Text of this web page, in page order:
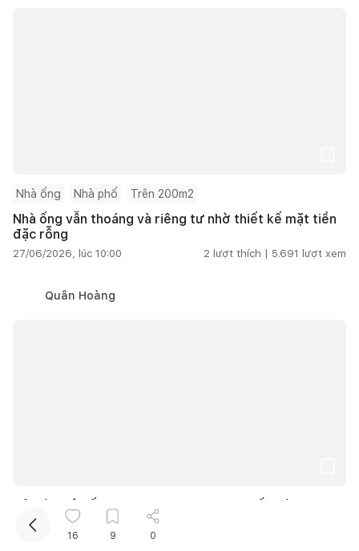
Nhà ống Nhà phố Trên 200m2
Nhà ống vẫn thoáng và riêng tư nhờ thiết kế mặt tiền
đặc rỗng
27/06/2026, lúc 10:00 2 lượt thích | 5.691 lượt xem
Quân Hoàng
Nên làm tủ bếp nhựa hay MDF? KTS tư vấn cách chọn
vật liệu bền, đẹp và tiết kiệm chi phí
27/06/2026, lúc 10:00
16 9 0